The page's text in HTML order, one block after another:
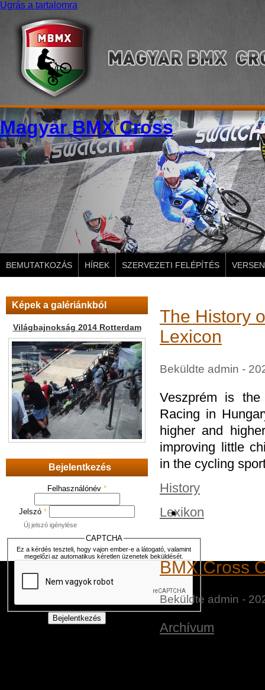
Ugrás a tartalomra
Magyar BMX Cross
BEMUTATKOZÁS HÍREK SZERVEZETI FELÉPÍTÉS
Képek a galériánkból
Világbajnokság 2014 Rotterdam
Bejelentkezés
Felhasználónév *
Jelszó *
Új jelszó igénylése
CAPTCHA
Ez a kérdés teszteli, hogy vajon ember-e a látogató, valamint
megelőzi az automatikus kéretlen üzenetek beküldését.
The History
Lexicon
Beküldte admin -
Veszprém is
Racing in
higher and
improving little
in the cycling
History
Lexikon
BMX Cross
Beküldte admin -
Archívum